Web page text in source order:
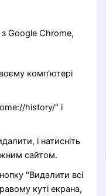
Google Chrome,
комп'ютері
history/" і
і натисніть
сайтом.
"Видалити всі
куті екрана,